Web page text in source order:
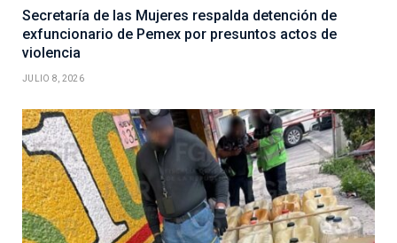
Secretaría de las Mujeres respalda detención de
exfuncionario de Pemex por presuntos actos de
violencia
JULIO 8, 2026